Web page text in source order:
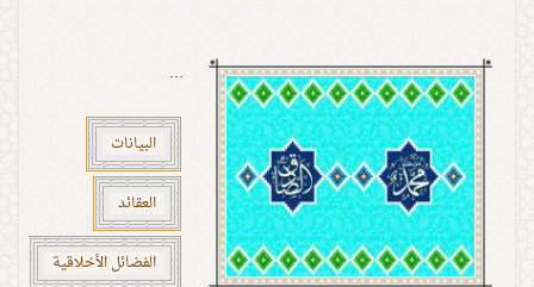
...
البيانات
العقائد
الفضائل الأخلاقية